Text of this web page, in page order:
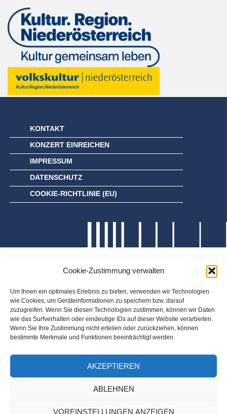
Cookie-Zustimmung verwalten
Um Ihnen ein optimales Erlebnis zu bieten, verwenden wir Technologien
wie Cookies, um Geräteinformationen zu speichern bzw. darauf
zuzugreifen. Wenn Sie diesen Technologien zustimmen, können wir Daten
wie das Surfverhalten oder eindeutige IDs auf dieser Website verarbeiten.
Wenn Sie Ihre Zustimmung nicht erteilen oder zurückziehen, können
bestimmte Merkmale und Funktionen beeinträchtigt werden.
AKZEPTIEREN
ABLEHNEN
VOREINSTELLUNGEN ANZEIGEN
KONTAKT
KONZERT EINREICHEN
IMPRESSUM
DATENSCHUTZ
COOKIE-RICHTLINIE (EU)